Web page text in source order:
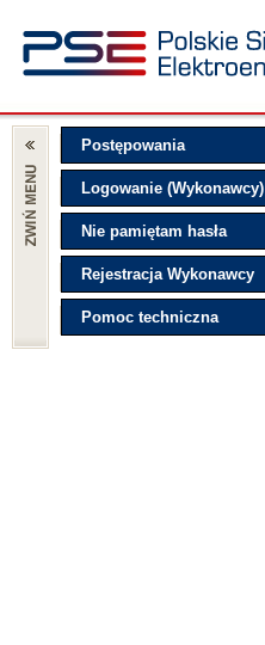
Postępowania
Logowanie (Wykonawcy)
Nie pamiętam hasła
Rejestracja Wykonawcy
Pomoc techniczna